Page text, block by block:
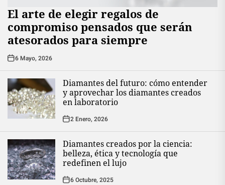
El arte de elegir regalos de
compromiso pensados que serán
atesorados para siempre
6 Mayo, 2026
Diamantes del futuro: cómo entender
y aprovechar los diamantes creados
en laboratorio
2 Enero, 2026
Diamantes creados por la ciencia:
belleza, ética y tecnología que
redefinen el lujo
6 Octubre, 2025